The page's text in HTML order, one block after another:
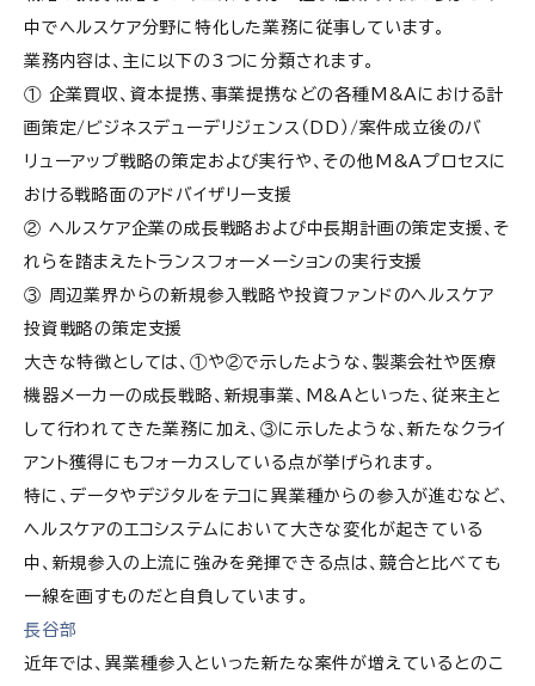
中でヘルスケア分野に特化した業務に従事しています。
業務内容は、主に以下の3つに分類されます。
① 企業買収、資本提携、事業提携などの各種M&Aにおける計
画策定/ビジネスデューデリジェンス（DD）/案件成立後のバ
リューアップ戦略の策定および実行や、その他M&Aプロセスに
おける戦略面のアドバイザリー支援
② ヘルスケア企業の成長戦略および中長期計画の策定支援、そ
れらを踏まえたトランスフォーメーションの実行支援
③ 周辺業界からの新規参入戦略や投資ファンドのヘルスケア
投資戦略の策定支援
大きな特徴としては、①や②で示したような、製薬会社や医療
機器メーカーの成長戦略、新規事業、M&Aといった、従来主と
して行われてきた業務に加え、③に示したような、新たなクライ
アント獲得にもフォーカスしている点が挙げられます。
特に、データやデジタルをテコに異業種からの参入が進むなど、
ヘルスケアのエコシステムにおいて大きな変化が起きている
中、新規参入の上流に強みを発揮できる点は、競合と比べても
一線を画すものだと自負しています。
長谷部
近年では、異業種参入といった新たな案件が増えているとのこ